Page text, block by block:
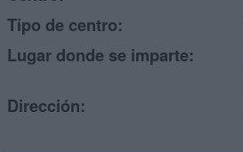
Tipo de centro:
Lugar donde se imparte:
Dirección: